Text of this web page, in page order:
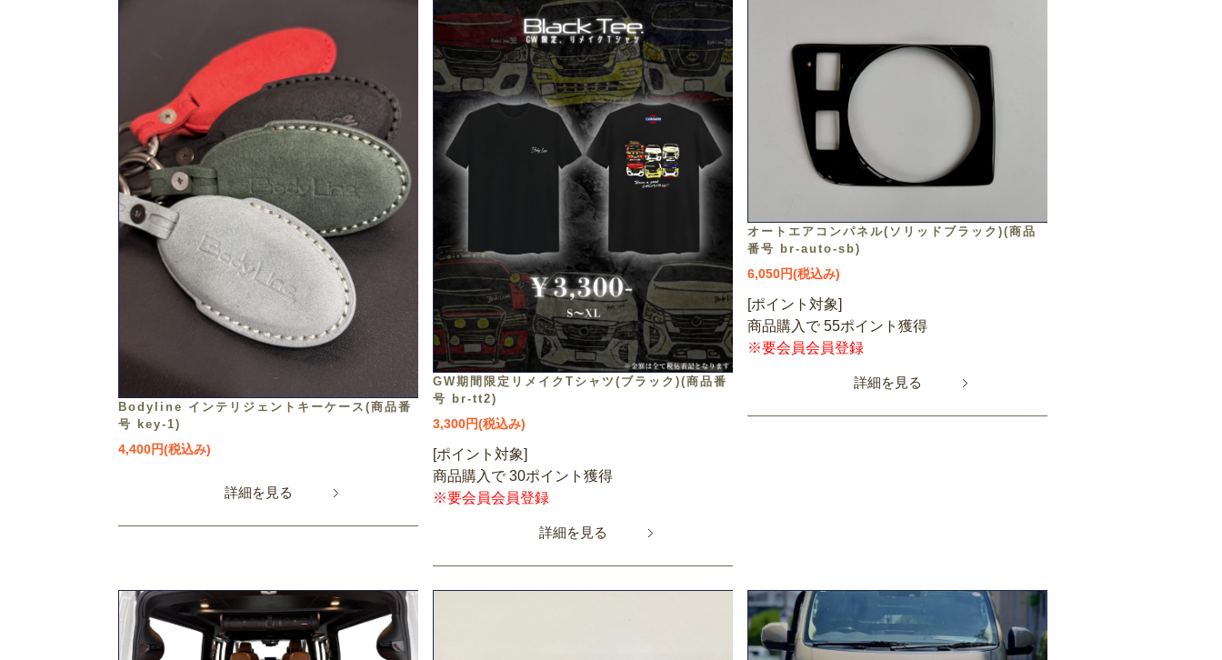
Bodyline インテリジェントキーケース(商品番
号 key-1)
4,400円(税込み)
詳細を見る
GW期間限定リメイクTシャツ(ブラック)(商品番
号 br-tt2)
3,300円(税込み)
[ポイント対象]
商品購入で 30ポイント獲得
※要会員会員登録
詳細を見る
オートエアコンパネル(ソリッドブラック)(商品
番号 br-auto-sb)
6,050円(税込み)
[ポイント対象]
商品購入で 55ポイント獲得
※要会員会員登録
詳細を見る